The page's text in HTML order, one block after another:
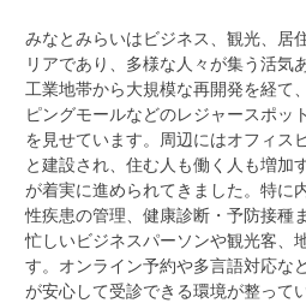
みなとみらいはビジネス、観光、居
リアであり、多様な人々が集う活気
工業地帯から大規模な再開発を経て
ピングモールなどのレジャースポッ
を見せています。周辺にはオフィス
と建設され、住む人も働く人も増加
が着実に進められてきました。特に
性疾患の管理、健康診断・予防接種
忙しいビジネスパーソンや観光客、
す。オンライン予約や多言語対応な
が安心して受診できる環境が整ってい